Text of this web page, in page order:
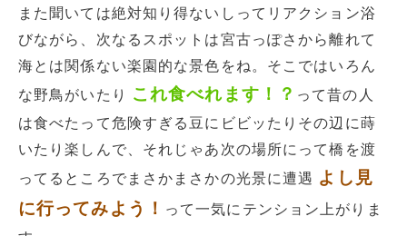
また聞いては絶対知り得ないしってリアクション浴
びながら、次なるスポットは宮古っぽさから離れて
海とは関係ない楽園的な景色をね。そこではいろん
な野鳥がいたり
これ食べれます！？ って昔の人
は食べたって危険すぎる豆にビビッたりその辺に蒔
いたり楽しんで、それじゃあ次の場所にって橋を渡
ってるところでまさかまさかの光景に遭遇 よし見
に行ってみよう！ って一気にテンション上がりま